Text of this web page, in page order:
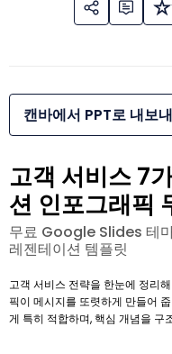
캔바에서 PPT로 내보
고객 서비스 7
션 인포그래픽
무료 Google Slides 테
레젠테이션 템플릿
고객 서비스 전략을 한눈에 정리
픽이 메시지를 또렷하게 만들어
게 특히 적합하며, 핵심 개념을 구